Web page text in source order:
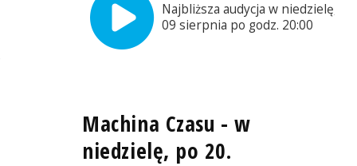
Najbliższa audycja w niedzielę,
09 sierpnia po godz. 20:00
Machina Czasu - w
niedzielę, po 20.